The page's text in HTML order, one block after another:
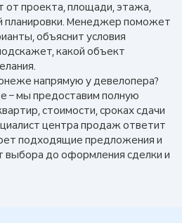
от проекта, площади, этажа,
планировки. Менеджер поможет
объяснит условия
какой объект
напрямую у девелопера?
– мы предоставим полную
стоимости, сроках сдачи
центра продаж ответит
подходящие предложения и
выбора до оформления сделки и